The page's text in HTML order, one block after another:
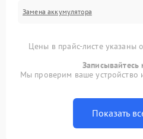
Замена аккумулятора
Цены в прайс-листе указаны
Записывайтесь
Мы проверим ваше устройство
Показать